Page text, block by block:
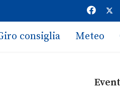
consiglia Meteo